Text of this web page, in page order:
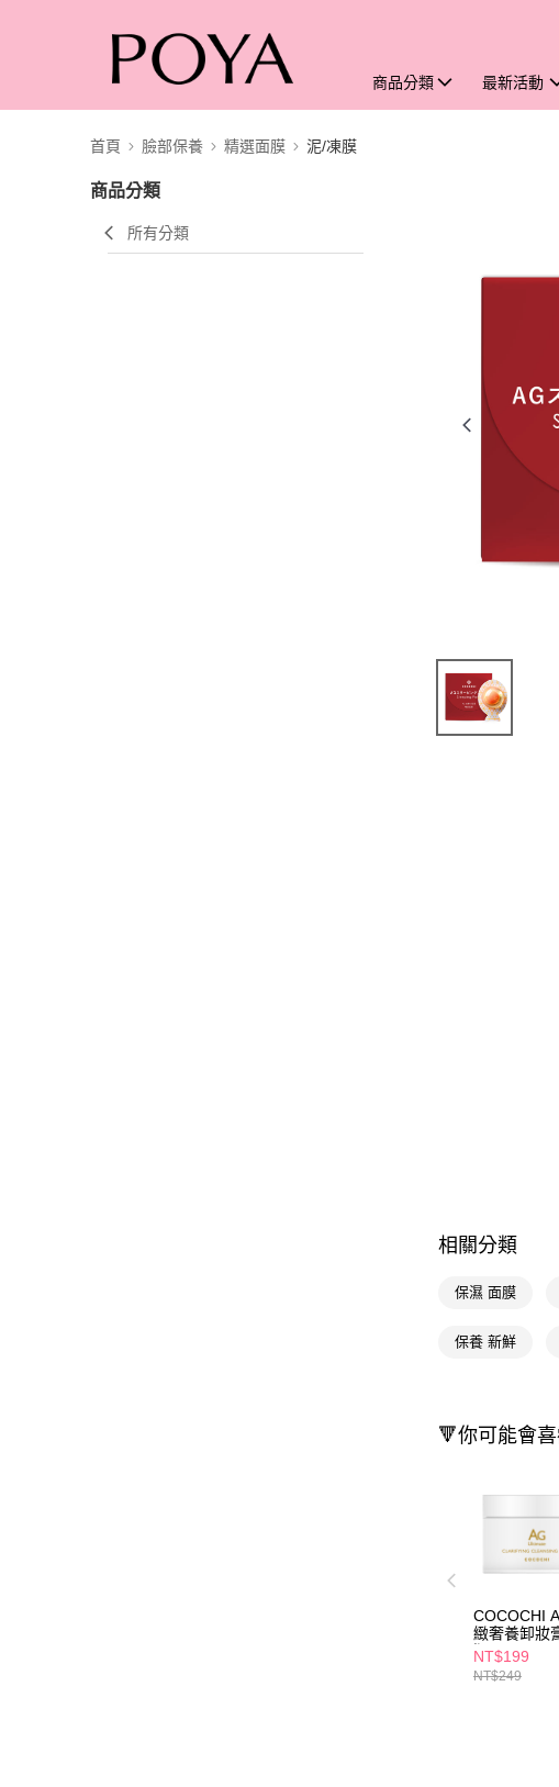
商品分類 最新活動
首頁 臉部保養 精選面膜 泥/凍膜
商品分類
所有分類
相關分類
保濕 面膜
保養 新鮮
🔻你可能會
COCOCHI
緻奢養卸妝
版20g
NT$199
NT$249